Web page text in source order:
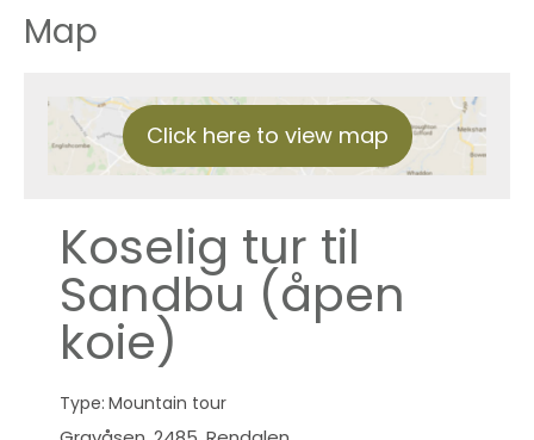
Map
Click here to view map
Koselig tur til
Sandbu (åpen
koie)
Type: Mountain tour